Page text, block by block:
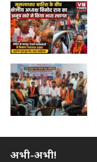
अभी-अभी!